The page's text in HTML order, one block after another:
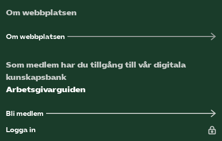
Medlemskap
Kurser och aktiviteter
Om oss
Om webbplatsen
Om webbplatsen
Som medlem har du tillgång till vår digitala
kunskapsbank
Arbetsgivarguiden
Bli medlem
Logga in